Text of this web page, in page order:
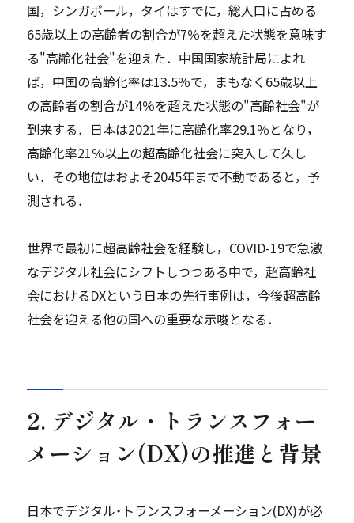
国，シンガポール，タイはすでに，総人口に占める
65歳以上の高齢者の割合が7％を超えた状態を意味す
る"高齢化社会"を迎えた．中国国家統計局によれ
ば，中国の高齢化率は13.5％で，まもなく65歳以上
の高齢者の割合が14％を超えた状態の"高齢社会"が
到来する．日本は2021年に高齢化率29.1％となり，
高齢化率21％以上の超高齢化社会に突入して久し
い．その地位はおよそ2045年まで不動であると，予
測される．
世界で最初に超高齢社会を経験し，COVID-19で急激
なデジタル社会にシフトしつつある中で，超高齢社
会におけるDXという日本の先行事例は，今後超高齢
社会を迎える他の国への重要な示唆となる．
2. デジタル・トランスフォー
メーション(DX)の推進と背景
日本でデジタル・トランスフォーメーション(DX)が必